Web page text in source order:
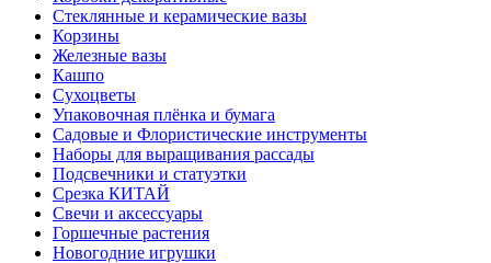
Стеклянные и керамические вазы
Корзины
Железные вазы
Кашпо
Сухоцветы
Упаковочная плёнка и бумага
Садовые и Флористические инструменты
Наборы для выращивания рассады
Подсвечники и статуэтки
Срезка КИТАЙ
Свечи и аксессуары
Горшечные растения
Новогодние игрушки